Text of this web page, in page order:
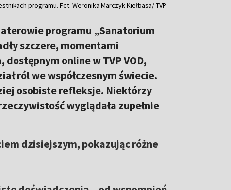
programu. Fot. Weronika Marczyk-Kiełbasa/ TVP
programu „Sanatorium
szczere, momentami
online w TVP VOD,
ról we współczesnym świecie.
osobiste refleksje. Niektórzy
wyglądała zupełnie
dzisiejszym, pokazując różne